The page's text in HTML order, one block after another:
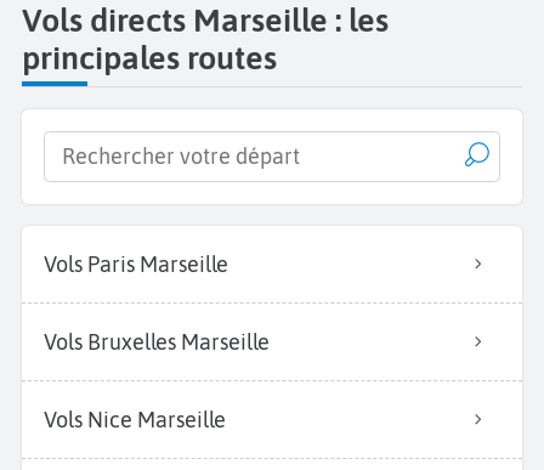
Vols directs Marseille : les
principales routes
Vols Paris Marseille
Vols Bruxelles Marseille
Vols Nice Marseille